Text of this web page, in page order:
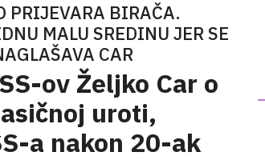
PRIJEVARA BIRAČA.
MALU SREDINU JER SE
CAR
ov Željko Car o
uroti,
a nakon 20-ak